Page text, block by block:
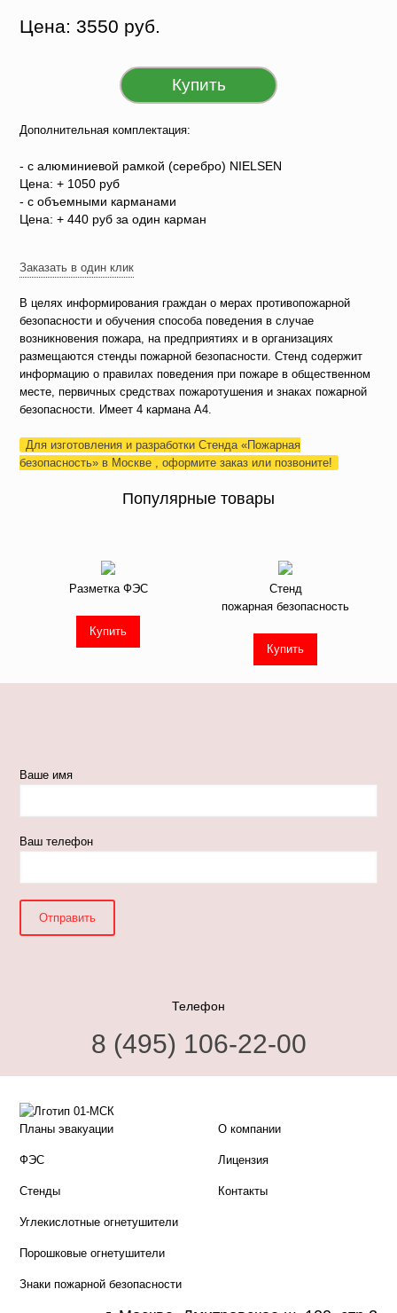
Цена: 3550 руб.
Купить
Дополнительная комплектация:
- c алюминиевой рамкой (серебро) NIELSEN
Цена: + 1050 руб
- с объемными карманами
Цена: + 440 руб за один карман
Заказать в один клик
В целях информирования граждан о мерах противопожарной
безопасности и обучения способа поведения в случае
возникновения пожара, на предприятиях и в организациях
размещаются стенды пожарной безопасности. Стенд содержит
информацию о правилах поведения при пожаре в общественном
месте, первичных средствах пожаротушения и знаках пожарной
безопасности. Имеет 4 кармана А4.
Для изготовления и разработки Стенда «Пожарная
безопасность» в Москве , оформите заказ или позвоните!
Популярные товары
Разметка ФЭС
Купить
Стенд
пожарная безопасность
Купить
Ваше имя
Ваш телефон
Телефон
8 (495) 106-22-00
Планы эвакуации
ФЭС
Стенды
Углекислотные огнетушители
Порошковые огнетушители
Знаки пожарной безопасности
О компании
Лицензия
Контакты